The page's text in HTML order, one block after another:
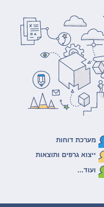
מערכת דוחות
ייצוא גרפים ותוצאות
ועוד...